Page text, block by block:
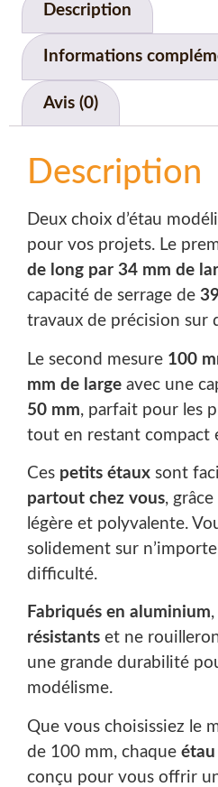
Description
Informations
Avis (0)
Description
Deux choix d’étau
pour vos projets. Le
de long par 34 mm de
capacité de serrage de
travaux de précision sur
Le second mesure 100
mm de large avec une
50 mm, parfait pour les
tout en restant compact
Ces petits étaux sont
partout chez vous,
légère et polyvalente.
solidement sur
difficulté.
Fabriqués en aluminium
résistants et ne
une grande durabilité
modélisme.
Que vous choisissiez le
de 100 mm, chaque étau
conçu pour vous offrir